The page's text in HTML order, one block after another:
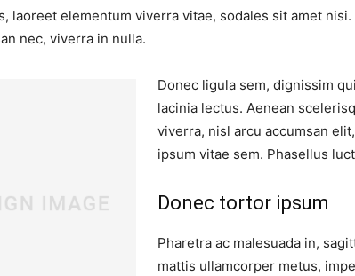
laoreet elementum viverra vitae, sodales sit amet
nec, viverra in nulla.
Donec ligula sem, dignissim
lacinia lectus. Aenean
viverra, nisl arcu accumsan
ipsum vitae sem. Phasellus
Donec tortor ipsum
Pharetra ac malesuada in,
mattis ullamcorper metus,